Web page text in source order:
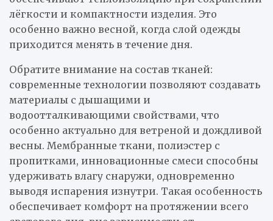
лёгкости и компактности изделия. Это
особенно важно весной, когда слой одежды
приходится менять в течение дня.
Обратите внимание на состав тканей:
современные технологии позволяют создавать
материалы с дышащими и
водоотталкивающими свойствами, что
особенно актуально для ветреной и дождливой
весны. Мембранные ткани, полиэстер с
пропитками, инновационные смеси способны
удерживать влагу снаружи, одновременно
выводя испарения изнутри. Такая особенность
обеспечивает комфорт на протяжении всего